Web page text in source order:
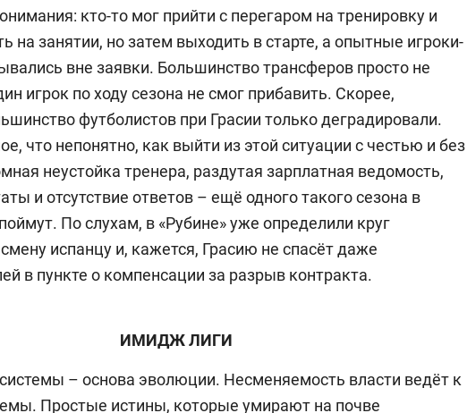
кто-то мог прийти с перегаром на тренировку и
на занятии, но затем выходить в старте, а опытные игроки-
вне заявки. Большинство трансферов просто не
игрок по ходу сезона не смог прибавить. Скорее,
футболистов при Грасии только деградировали.
что непонятно, как выйти из этой ситуации с честью и без
неустойка тренера, раздутая зарплатная ведомость,
и отсутствие ответов – ещё одного такого сезона в
По слухам, в «Рубине» уже определили круг
испанцу и, кажется, Грасию не спасёт даже
в пункте о компенсации за разрыв контракта.
ИМИДЖ ЛИГИ
– основа эволюции. Несменяемость власти ведёт к
Простые истины, которые умирают на почве